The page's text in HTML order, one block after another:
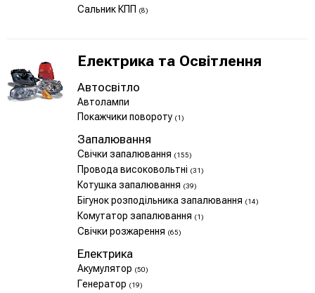
Сальник КПП (8)
Електрика та Освітлення
Автосвітло
Автолампи
Покажчики повороту (1)
Запалювання
Свічки запалювання (155)
Провода високовольтні (31)
Котушка запалювання (39)
Бігунок розподільника запалювання (14)
Комутатор запалювання (1)
Свічки розжарення (65)
Електрика
Акумулятор (50)
Генератор (19)